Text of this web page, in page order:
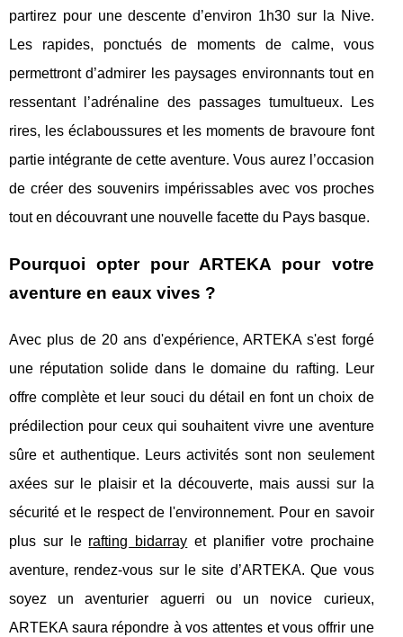
partirez pour une descente d’environ 1h30 sur la Nive.
Les rapides, ponctués de moments de calme, vous
permettront d’admirer les paysages environnants tout en
ressentant l’adrénaline des passages tumultueux. Les
rires, les éclaboussures et les moments de bravoure font
partie intégrante de cette aventure. Vous aurez l’occasion
de créer des souvenirs impérissables avec vos proches
tout en découvrant une nouvelle facette du Pays basque.
Pourquoi opter pour ARTEKA pour votre
aventure en eaux vives ?
Avec plus de 20 ans d'expérience, ARTEKA s'est forgé
une réputation solide dans le domaine du rafting. Leur
offre complète et leur souci du détail en font un choix de
prédilection pour ceux qui souhaitent vivre une aventure
sûre et authentique. Leurs activités sont non seulement
axées sur le plaisir et la découverte, mais aussi sur la
sécurité et le respect de l'environnement. Pour en savoir
plus sur le rafting bidarray et planifier votre prochaine
aventure, rendez-vous sur le site d’ARTEKA. Que vous
soyez un aventurier aguerri ou un novice curieux,
ARTEKA saura répondre à vos attentes et vous offrir une